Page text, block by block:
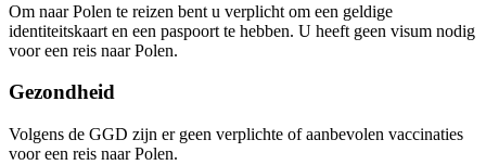
Om naar Polen te reizen bent u verplicht om een geldige
identiteitskaart en een paspoort te hebben. U heeft geen visum nodig
voor een reis naar Polen.
Gezondheid
Volgens de GGD zijn er geen verplichte of aanbevolen vaccinaties
voor een reis naar Polen.